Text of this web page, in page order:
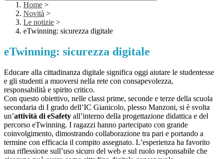
Home >
Novità >
Le notizie >
eTwinning: sicurezza digitale
eTwinning: sicurezza digitale
Educare alla cittadinanza digitale significa oggi aiutare le studentesse
e gli studenti a muoversi nella rete con consapevolezza,
responsabilità e spirito critico.
Con questo obiettivo, nelle classi prime, seconde e terze della scuola
secondaria di I grado dell’IC Gianicolo, plesso Manzoni, si è svolta
un’attività di eSafety all’interno della progettazione didattica e del
percorso eTwinning. I ragazzi hanno partecipato con grande
coinvolgimento, dimostrando collaborazione tra pari e portando a
termine con efficacia il compito assegnato. L’esperienza ha favorito
una riflessione sull’uso sicuro del web e sul ruolo responsabile che